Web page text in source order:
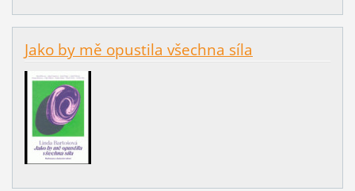
Jako by mě opustila všechna síla